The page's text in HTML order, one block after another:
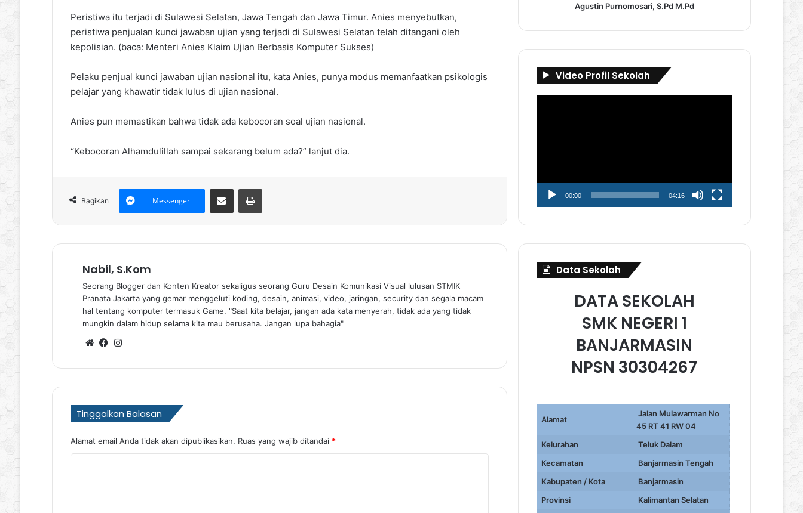
Peristiwa itu terjadi di Sulawesi Selatan, Jawa Tengah dan Jawa Timur. Anies menyebutkan,
peristiwa penjualan kunci jawaban ujian yang terjadi di Sulawesi Selatan telah ditangani oleh
kepolisian. (baca: Menteri Anies Klaim Ujian Berbasis Komputer Sukses)
Pelaku penjual kunci jawaban ujian nasional itu, kata Anies, punya modus memanfaatkan psikologis
pelajar yang khawatir tidak lulus di ujian nasional.
Anies pun memastikan bahwa tidak ada kebocoran soal ujian nasional.
“Kebocoran Alhamdulillah sampai sekarang belum ada?” lanjut dia.
Bagikan Messenger
Bagikan via Email Print
Nabil, S.Kom
Seorang Blogger dan Konten Kreator sekaligus seorang Guru Desain Komunikasi Visual lulusan STMIK
Pranata Jakarta yang gemar menggeluti koding, desain, animasi, video, jaringan, security dan segala macam
hal tentang komputer termasuk Game. "Saat kita belajar, jangan ada kata menyerah, tidak ada yang tidak
mungkin dalam hidup selama kita mau berusaha. Jangan lupa bahagia"
WebsiteFacebook
Tinggalkan Balasan
Alamat email Anda tidak akan dipublikasikan. Ruas yang wajib ditandai *
Agustin Purnomosari, S.Pd M.Pd
Video Profil Sekolah
00:00 04:16
Data Sekolah
DATA SEKOLAH
SMK NEGERI 1
BANJARMASIN
NPSN 30304267
Alamat
Jalan Mulawarman No
45 RT 41 RW 04
Kelurahan
Teluk Dalam
Kecamatan
Banjarmasin Tengah
Kabupaten / Kota
Banjarmasin
Provinsi
Kalimantan Selatan